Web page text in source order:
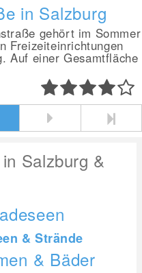
in Salzburg
gehört im Sommer
Freizeiteinrichtungen
Auf einer Gesamtfläche
Salzburg &
& Strände
& Bäder